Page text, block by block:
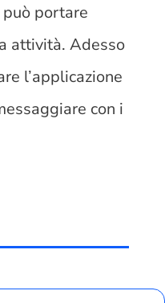
portare
attività. Adesso
l’applicazione
con i